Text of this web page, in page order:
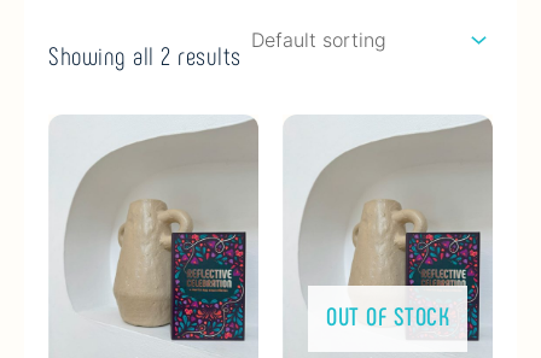
Showing all 2 results
OUT OF STOCK